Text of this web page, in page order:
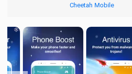
Cheetah Mobile